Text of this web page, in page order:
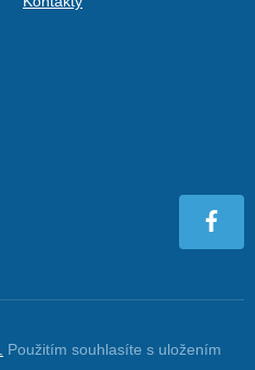
Použitím souhlasíte s uložením